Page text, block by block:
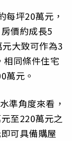
每坪20萬元，
價約成長5
大致可作為3
相同條件住宅
萬元。
準角度來看，
至220萬元之
可具備購屋